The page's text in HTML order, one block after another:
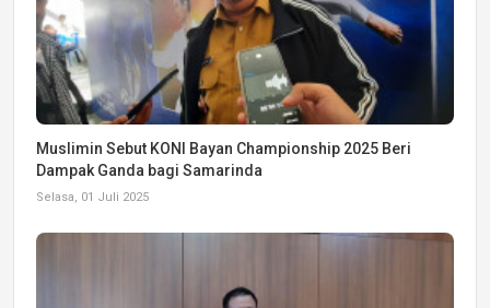
Muslimin Sebut KONI Bayan Championship 2025 Beri
Dampak Ganda bagi Samarinda
Selasa, 01 Juli 2025